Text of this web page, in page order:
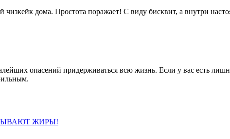
дома. Простота поражает! С виду бисквит, а внутри
опасений придерживаться всю жизнь. Если у вас есть
ЖИРЫ!